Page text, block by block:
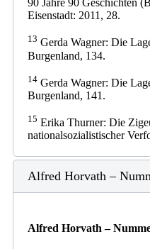
90 Jahre 90 Geschichten
Eisenstadt: 2011, 28.
13 Gerda Wagner: Die
Burgenland, 134.
14 Gerda Wagner: Die
Burgenland, 141.
15 Erika Thurner: Die
nationalsozialistischer
Alfred Horvath –
Alfred Horvath –